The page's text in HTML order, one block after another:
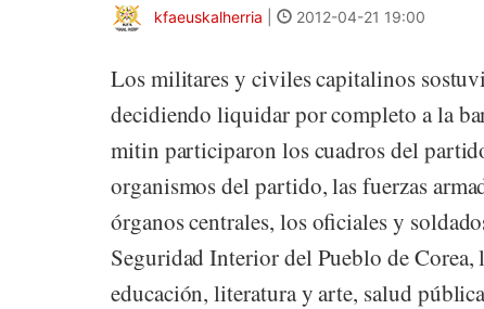
kfaeuskalherria 2012-04-21 19:00
Los militares y civiles capitalinos
decidiendo liquidar por completo a la
mitin participaron los cuadros del
organismos del partido, las fuerzas
órganos centrales, los oficiales y
Seguridad Interior del Pueblo de
educación, literatura y arte, salud